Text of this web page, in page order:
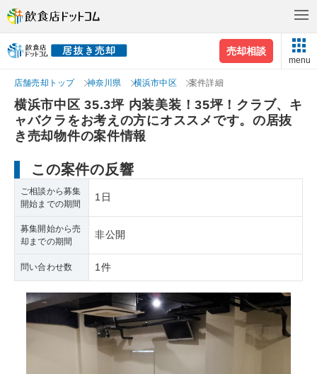
売却相談
menu
店舗売却トップ 神奈川県 横浜市中区 案件詳細
横浜市中区 35.3坪 内装美装！35坪！クラブ、キ
ャバクラをお考えの方にオススメです。の居抜
き売却物件の案件情報
この案件の反響
ご相談から募集
開始までの期間
1日
募集開始から売
却までの期間
非公開
問い合わせ数 1件